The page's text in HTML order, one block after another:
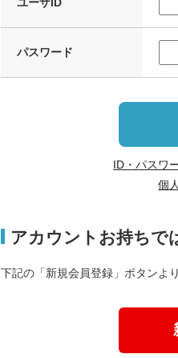
パスワード
ID・パスワ
個
アカウントお持ちで
下記の「新規会員登録」ボタンよ